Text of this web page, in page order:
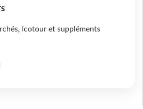
Icotour et suppléments